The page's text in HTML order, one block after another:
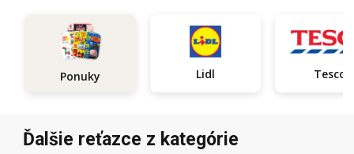
Ponuky Lidl Tesco
Ďalšie reťazce z kategórie